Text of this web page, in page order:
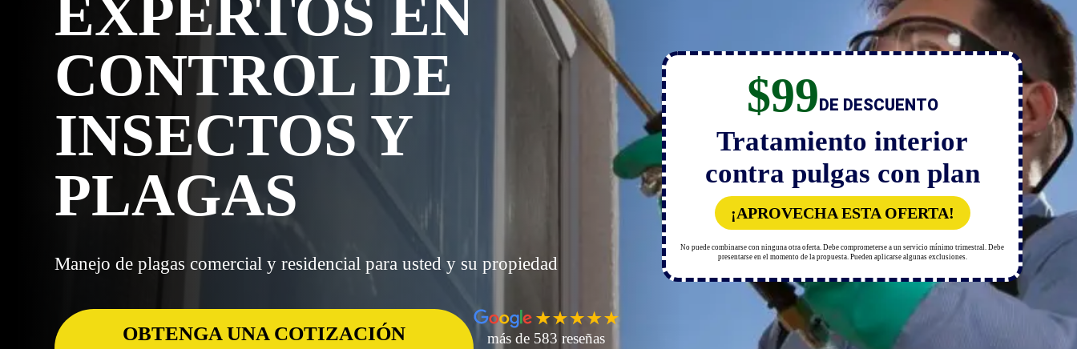
EXPERTOS EN
CONTROL DE
INSECTOS Y
PLAGAS
Manejo de plagas comercial y residencial para usted y su propiedad
OBTENGA UNA COTIZACIÓN
más de 583 reseñas
$99DE DESCUENTO
Tratamiento interior
contra pulgas con plan
¡APROVECHA ESTA OFERTA!
No puede combinarse con ninguna otra oferta. Debe comprometerse a un servicio mínimo trimestral. Debe
presentarse en el momento de la propuesta. Pueden aplicarse algunas exclusiones.